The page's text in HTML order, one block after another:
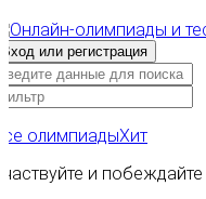
олимпиадыХит
и побеждайте